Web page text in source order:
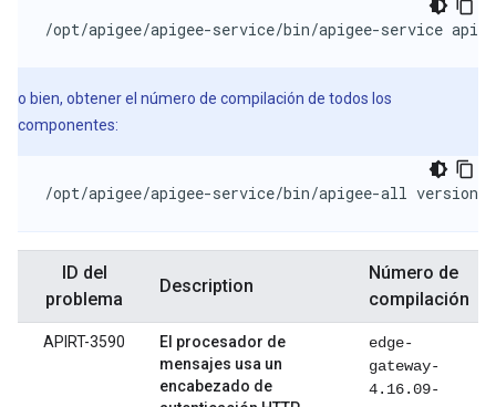
/opt/apigee/apigee-service/bin/apigee-service
o bien, obtener el número de compilación de todos los
componentes:
/opt/apigee/apigee-service/bin/apigee-all version
ID del
problema
Description
Número de
compilación
APIRT-3590
El procesador de
mensajes usa un
encabezado de
edge-
gateway-
4.16.09-